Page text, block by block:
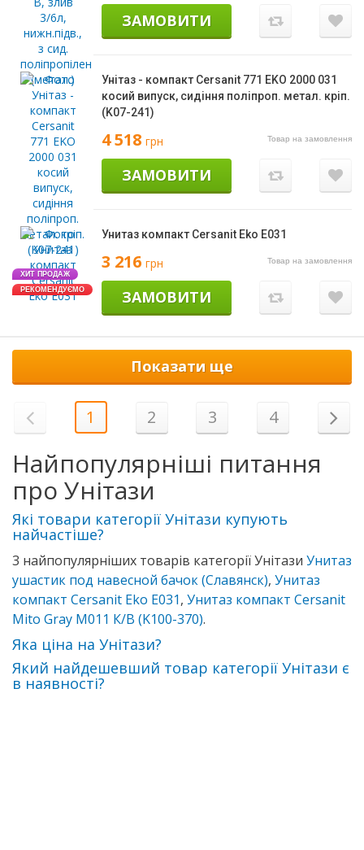
ЗАМОВИТИ
Унітаз - компакт Cersanit 771 EKO 2000 031
косий випуск, сидіння поліпроп. метал. кріп.
(K07-241)
4 518 грн Товар на замовлення
ЗАМОВИТИ
Унитаз компакт Cersanit Eko Е031
3 216 грн Товар на замовлення
ЗАМОВИТИ
ХИТ ПРОДАЖ
РЕКОМЕНДУЄМО
Показати ще
1 2 3 4
Найпопулярніші питання
про Унітази
Які товари категорії Унітази купують
найчастіше?
3 найпопулярніших товарів категорії Унітази Унитаз
ушастик под навесной бачок (Славянск), Унитаз
компакт Cersanit Eko Е031, Унитаз компакт Cersanit
Mito Gray M011 К/В (K100-370).
Яка ціна на Унітази?
Який найдешевший товар категорії Унітази є
в наявності?